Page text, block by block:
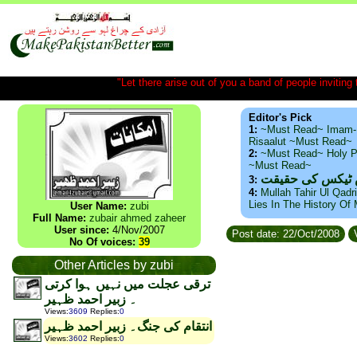
"Let there arise out of you a band of people
User Name: zubi
Full Name: zubair ahmed zaheer
User since: 4/Nov/2007
No Of voices: 39
Other Articles by zubi
ترقی عجلت میں نہیں ہوا کرتی
۔ زبیر احمد ظہیر
Views:3609 Replies:0
انتقام کی جنگ۔ زبیر احمد ظہیر
Views:3602 Replies:0
Editor's Pick
1: ~Must Read~
Risaalut ~Must Read~
2: ~Must Read~ Holy
~Must Read~
3: ٹیکس کی حقیقت
4: Mullah Tahir Ul
Lies In The History Of
Post date: 22/Oct/2008